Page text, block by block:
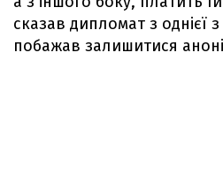
сказав дипломат з однієї
побажав залишитися